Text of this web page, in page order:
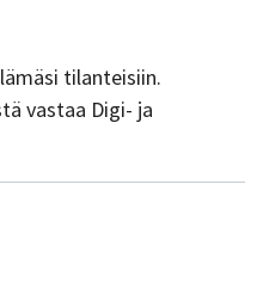
tilanteisiin.
vastaa Digi- ja